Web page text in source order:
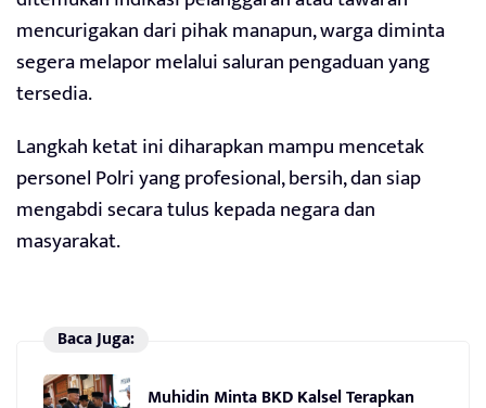
mencurigakan dari pihak manapun, warga diminta
segera melapor melalui saluran pengaduan yang
tersedia.
Langkah ketat ini diharapkan mampu mencetak
personel Polri yang profesional, bersih, dan siap
mengabdi secara tulus kepada negara dan
masyarakat.
Baca Juga:
Muhidin Minta BKD Kalsel Terapkan